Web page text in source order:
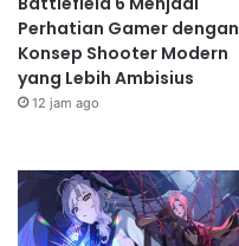
Perhatian Gamer dengan
Konsep Shooter Modern
yang Lebih Ambisius
12 jam ago